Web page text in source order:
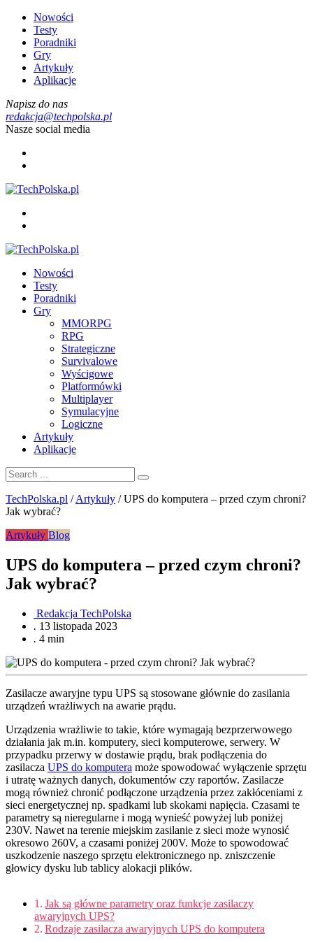
Nowości
Testy
Poradniki
Gry
Artykuły
Aplikacje
Napisz do nas
redakcja@techpolska.pl
Nasze social media
Nowości
Testy
Poradniki
Gry
MMORPG
RPG
Strategiczne
Survivalowe
Wyścigowe
Platformówki
Multiplayer
Symulacyjne
Logiczne
Artykuły
Aplikacje
TechPolska.pl /Artykuły /UPS do komputera – przed czym chroni?
Jak wybrać?
Artykuły Blog
UPS do komputera – przed czym chroni?
Jak wybrać?
Redakcja TechPolska
. 13 listopada 2023
. 4 min
Zasilacze awaryjne typu UPS są stosowane głównie do zasilania
urządzeń wrażliwych na awarie prądu.
Urządzenia wrażliwie to takie, które wymagają bezprzerwowego
działania jak m.in. komputery, sieci komputerowe, serwery. W
przypadku przerwy w dostawie prądu, brak podłączenia do
zasilacza UPS do komputera może spowodować wyłączenie sprzętu
i utratę ważnych danych, dokumentów czy raportów. Zasilacze
mogą również chronić podłączone urządzenia przez zakłóceniami z
sieci energetycznej np. spadkami lub skokami napięcia. Czasami te
parametry są nieregularne i mogą wynieść powyżej lub poniżej
230V. Nawet na terenie miejskim zasilanie z sieci może wynosić
okresowo 260V, a czasami poniżej 200V. Może to spowodować
uszkodzenie naszego sprzętu elektronicznego np. zniszczenie
głowicy dysku lub tablicy alokacji plików.
Jak są główne parametry oraz funkcje zasilaczy
awaryjnych UPS?
Rodzaje zasilacza awaryjnych UPS do komputera